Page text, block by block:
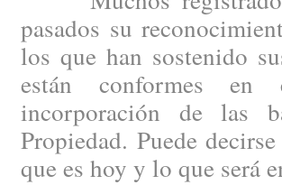
pasados su
los que han sostenido
están conformes
incorporación de las
Propiedad. Puede
que es hoy y lo que será